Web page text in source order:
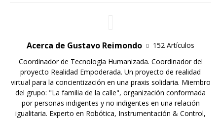
Acerca de Gustavo Reimondo
152 Artículos
Coordinador de Tecnología Humanizada. Coordinador del
proyecto Realidad Empoderada. Un proyecto de realidad
virtual para la concientización en una praxis solidaria. Miembro
del grupo: "La familia de la calle", organización conformada
por personas indigentes y no indigentes en una relación
igualitaria. Experto en Robótica, Instrumentación & Control,